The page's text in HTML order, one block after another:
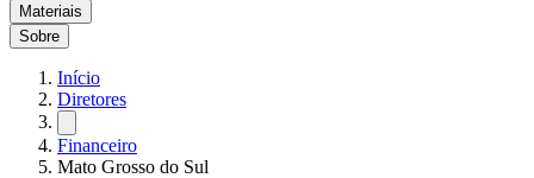
Materiais
Sobre
Início
Diretores
Financeiro
Mato Grosso do Sul